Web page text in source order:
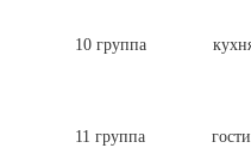
10 группа
11 группа